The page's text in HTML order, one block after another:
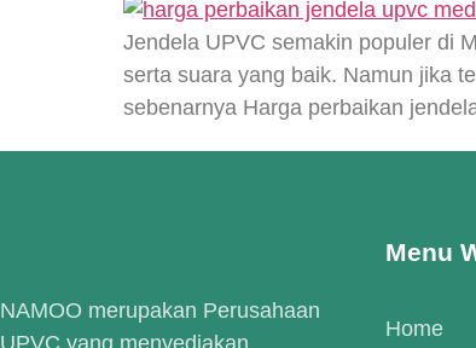
Jendela UPVC semakin populer di
serta suara yang baik. Namun jika
sebenarnya Harga perbaikan
NAMOO merupakan Perusahaan
UPVC yang menyediakan
Menu
Home